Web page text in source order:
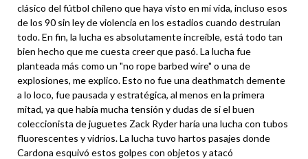
clásico del fútbol chileno que haya visto en mi vida, incluso esos
de los 90 sin ley de violencia en los estadios cuando destruían
todo. En fin, la lucha es absolutamente increíble, está todo tan
bien hecho que me cuesta creer que pasó. La lucha fue
planteada más como un "no rope barbed wire" o una de
explosiones, me explico. Esto no fue una deathmatch demente
a lo loco, fue pausada y estratégica, al menos en la primera
mitad, ya que había mucha tensión y dudas de si el buen
coleccionista de juguetes Zack Ryder haría una lucha con tubos
fluorescentes y vidrios. La lucha tuvo hartos pasajes donde
Cardona esquivó estos golpes con objetos y atacó